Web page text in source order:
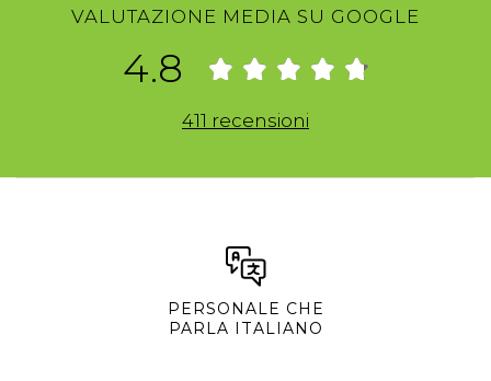
VALUTAZIONE MEDIA SU GOOGLE
4.8
411 recensioni
PERSONALE CHE
PARLA ITALIANO